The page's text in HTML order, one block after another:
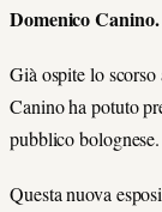
Domenico Canino.
Già ospite lo
Canino ha potuto
pubblico bolognese.
Questa nuova